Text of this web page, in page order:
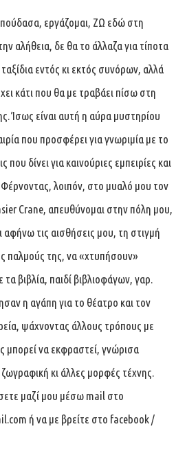
εργάζομαι, ΖΩ εδώ στη
αλήθεια, δε θα το άλλαζα για τίποτα
εντός κι εκτός συνόρων, αλλά
κάτι που θα με τραβάει πίσω στη
Ίσως είναι αυτή η αύρα μυστηρίου
που προσφέρει για γνωριμία με το
που δίνει για καινούριες εμπειρίες και
Φέρνοντας, λοιπόν, στο μυαλό μου τον
Crane, απευθύνομαι στην πόλη μου,
τις αισθήσεις μου, τη στιγμή
παλμούς της, να «χτυπήσουν»
βιβλία, παιδί βιβλιοφάγων, γαρ.
η αγάπη για το θέατρο και τον
ψάχνοντας άλλους τρόπους με
μπορεί να εκφραστεί, γνώρισα
κι άλλες μορφές τέχνης.
μαζί μου μέσω mail στο
ή να με βρείτε στο facebook /